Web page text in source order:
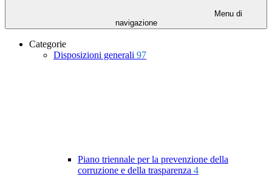
Menu di
navigazione
Categorie
Disposizioni generali 97
Piano triennale per la prevenzione della
corruzione e della trasparenza 4